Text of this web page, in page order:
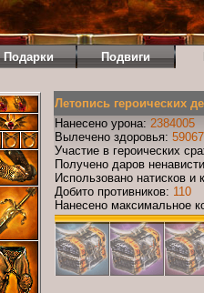
Подарки Подвиги
Летопись героических
Нанесено урона: 2384005
Вылечено здоровья:
Участие в героических
Получено даров
Использовано натисков и
Добито противников: 110
Нанесено максимальное